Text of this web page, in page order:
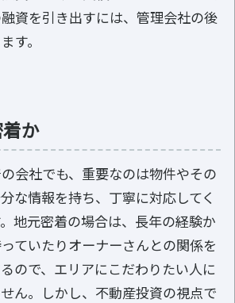
資を引き出すには、管理会社の後
す。
か
会社でも、重要なのは物件やその
な情報を持ち、丁寧に対応してく
地元密着の場合は、長年の経験か
ていたりオーナーさんとの関係を
ので、エリアにこだわりたい人に
ん。しかし、不動産投資の視点で